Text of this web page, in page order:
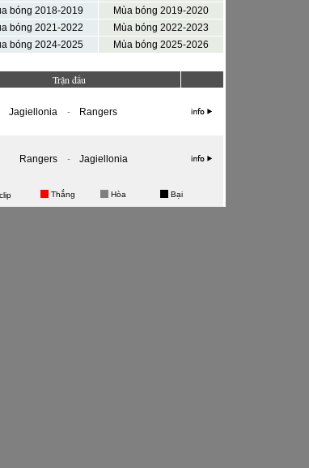
bóng 2018-2019
Mùa bóng 2019-2020
bóng 2021-2022
Mùa bóng 2022-2023
bóng 2024-2025
Mùa bóng 2025-2026
Trận đấu
Jagiellonia - Rangers
Rangers - Jagiellonia
Thắng Hòa Bại